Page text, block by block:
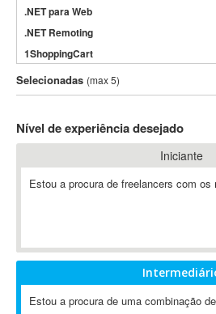
.NET para Web
.NET Remoting
1ShoppingCart
3DS Max
3GSM
802.11
A-GPS
ABAP
Abaqus
ABBYY FineReader
Selecionadas (max 5)
Nível de experiência desejado
Iniciante
Estou a procura de freelancers com os
Estou a procura de uma combinação